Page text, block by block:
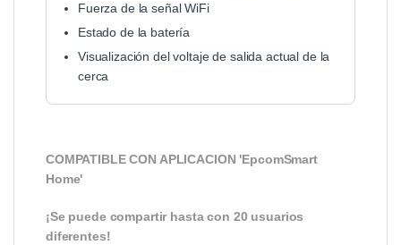
Fuerza de la señal WiFi
Estado de la batería
Visualización del voltaje de salida actual de la
cerca
COMPATIBLE CON APLICACION 'EpcomSmart
Home'
¡Se puede compartir hasta con 20 usuarios
diferentes!